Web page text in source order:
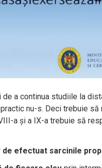
a continua studiile la
nu-s. Deci trebuie
a și a IX-a trebuie să
de efectuat sarcinile